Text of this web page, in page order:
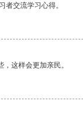
者交流学习心得。
这样会更加亲民。